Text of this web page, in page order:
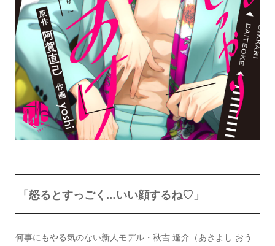
「怒るとすっごく…いい顔するね♡」
何事にもやる気のない新人モデル・秋吉 逢介（あきよし おう